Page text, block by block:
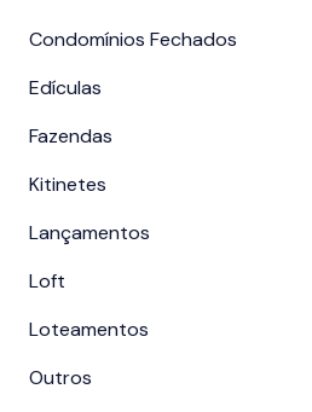
Condomínios Fechados
Edículas
Fazendas
Kitinetes
Lançamentos
Loft
Loteamentos
Outros